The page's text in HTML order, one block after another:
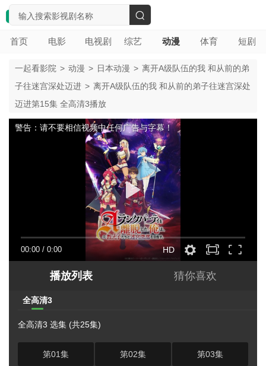
首页 电影 电视剧 综艺 动漫 体育 短剧
搜
一起看影院 > 动漫 > 日本动漫 > 离开A级队伍的我 和从前的弟
子往迷宫深处迈进 > 离开A级队伍的我 和从前的弟子往迷宫深处
迈进第15集 全高清3播放
00:00 / 0:00 HD
警告：请不要相信视频中任何广告与字幕！
播放列表 猜你喜欢
全高清3
全高清3 选集 (共25集)
第01集 第02集 第03集